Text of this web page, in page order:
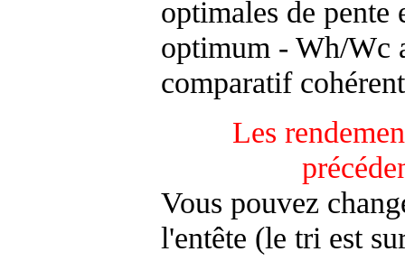
optimales de
optimum - Wh/Wc
comparatif
Les
Vous pouvez
l'entête (le tri est